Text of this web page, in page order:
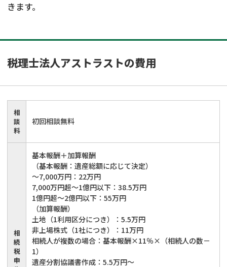
きます。
税理士法人アストラストの費用
相
談
料
初回相談無料
相
続
税
申
基本報酬＋加算報酬
（基本報酬：遺産総額に応じて決定）
～7,000万円：22万円
7,000万円超～1億円以下：38.5万円
1億円超～2億円以下：55万円
（加算報酬）
土地（1利用区分につき）：5.5万円
非上場株式（1社につき）：11万円
相続人が複数の場合：基本報酬×11％×（相続人の数－
1）
遺産分割協議書作成：5.5万円～